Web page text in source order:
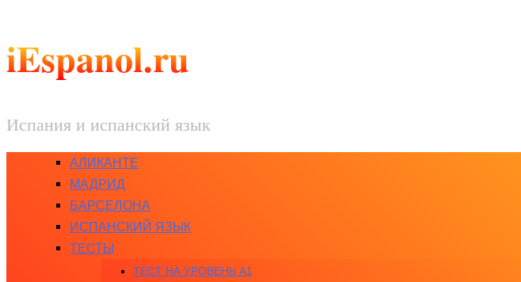
iEspanol.ru
Испания и испанский язык
АЛИКАНТЕ
МАДРИД
БАРСЕЛОНА
ИСПАНСКИЙ ЯЗЫК
ТЕСТЫ
ТЕСТ НА УРОВЕНЬ A1